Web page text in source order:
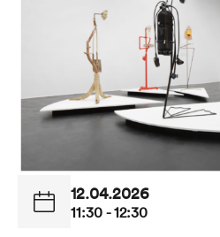
12.04.2026
11:30 - 12:30